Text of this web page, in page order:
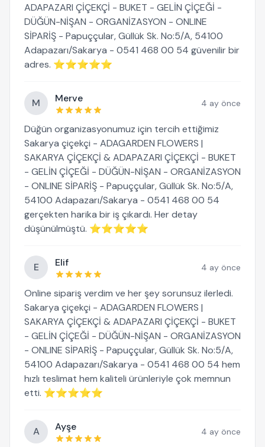
ADAPAZARI ÇİÇEKÇİ - BUKET - GELİN ÇİÇEĞİ -
DÜĞÜN-NİŞAN - ORGANİZASYON - ONLINE
SİPARİŞ - Papuççular, Güllük Sk. No:5/A, 54100
Adapazarı/Sakarya - 0541 468 00 54 güvenilir bir
adres. ⭐⭐⭐⭐⭐
M Merve 4 ay önce
Düğün organizasyonumuz için tercih ettiğimiz
Sakarya çiçekçi - ADAGARDEN FLOWERS |
SAKARYA ÇİÇEKÇİ & ADAPAZARI ÇİÇEKÇİ - BUKET
- GELİN ÇİÇEĞİ - DÜĞÜN-NİŞAN - ORGANİZASYON
- ONLINE SİPARİŞ - Papuççular, Güllük Sk. No:5/A,
54100 Adapazarı/Sakarya - 0541 468 00 54
gerçekten harika bir iş çıkardı. Her detay
düşünülmüştü. ⭐⭐⭐⭐⭐
E Elif 4 ay önce
Online sipariş verdim ve her şey sorunsuz ilerledi.
Sakarya çiçekçi - ADAGARDEN FLOWERS |
SAKARYA ÇİÇEKÇİ & ADAPAZARI ÇİÇEKÇİ - BUKET
- GELİN ÇİÇEĞİ - DÜĞÜN-NİŞAN - ORGANİZASYON
- ONLINE SİPARİŞ - Papuççular, Güllük Sk. No:5/A,
54100 Adapazarı/Sakarya - 0541 468 00 54 hem
hızlı teslimat hem kaliteli ürünleriyle çok memnun
etti. ⭐⭐⭐⭐⭐
A Ayşe 4 ay önce